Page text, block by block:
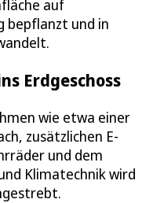
auf
bepflanzt und in
Erdgeschoss
wie etwa einer
zusätzlichen E-
und dem
Klimatechnik wird